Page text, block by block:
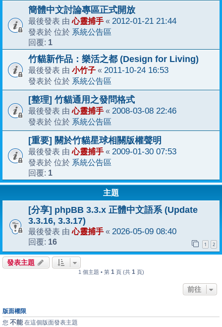
簡體中文討論專區正式開放
最後發表 由心靈捕手 « 2012-01-21 21:44
發表於 位於 系統公告區
回覆: 1
竹貓新作品：樂活之都 (Design for Living)
最後發表 由 小竹子 « 2011-10-24 16:53
發表於 位於 系統公告區
[整理] 竹貓通用之發問格式
最後發表 由心靈捕手 « 2008-03-08 22:46
發表於 位於 系統公告區
[重要] 關於竹貓星球相關版權聲明
最後發表 由心靈捕手 « 2009-01-30 07:53
發表於 位於 系統公告區
回覆: 1
主題
[分享] phpBB 3.3.x 正體中文語系 (Update
3.3.16, 3.3.17)
最後發表 由心靈捕手 « 2026-05-09 08:40
回覆: 16 1 2
發表主題
1 個主題 • 第 1 頁 (共 1 頁)
前往
版面權限
您 不能 在這個版面發表主題